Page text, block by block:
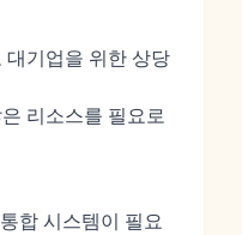
기업을 위한 상당
리소스를 필요로
합 시스템이 필요